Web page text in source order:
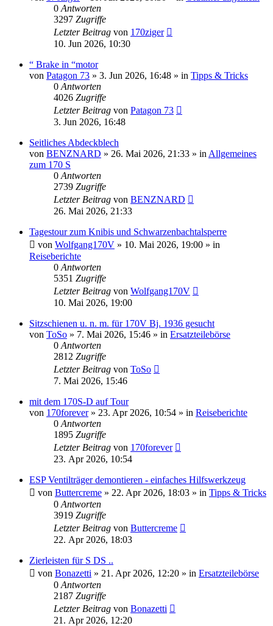
0 Antworten
3297 Zugriffe
Letzter Beitrag von 170ziger
10. Jun 2026, 10:30
“ Brake in “motor
von Patagon 73 » 3. Jun 2026, 16:48 » in Tipps & Tricks
0 Antworten
4026 Zugriffe
Letzter Beitrag von Patagon 73
3. Jun 2026, 16:48
Seitliches Abdeckblech
von BENZNARD » 26. Mai 2026, 21:33 » in Allgemeines
zum 170 S
0 Antworten
2739 Zugriffe
Letzter Beitrag von BENZNARD
26. Mai 2026, 21:33
Tagestour zum Knibis und Schwarzenbachtalsperre
von Wolfgang170V » 10. Mai 2026, 19:00 » in
Reiseberichte
0 Antworten
5351 Zugriffe
Letzter Beitrag von Wolfgang170V
10. Mai 2026, 19:00
Sitzschienen u. n. m. für 170V Bj. 1936 gesucht
von ToSo » 7. Mai 2026, 15:46 » in Ersatzteilebörse
0 Antworten
2812 Zugriffe
Letzter Beitrag von ToSo
7. Mai 2026, 15:46
mit dem 170S-D auf Tour
von 170forever» 23. Apr 2026, 10:54 » in Reiseberichte
0 Antworten
1895 Zugriffe
Letzter Beitrag von 170forever
23. Apr 2026, 10:54
ESP Ventilträger demontieren - einfaches Hilfswerkzeug
von Buttercreme » 22. Apr 2026, 18:03 » in Tipps & Tricks
0 Antworten
3919 Zugriffe
Letzter Beitrag von Buttercreme
22. Apr 2026, 18:03
Zierleisten für S DS ..
von Bonazetti » 21. Apr 2026, 12:20 » in Ersatzteilebörse
0 Antworten
2187 Zugriffe
Letzter Beitrag von Bonazetti
21. Apr 2026, 12:20